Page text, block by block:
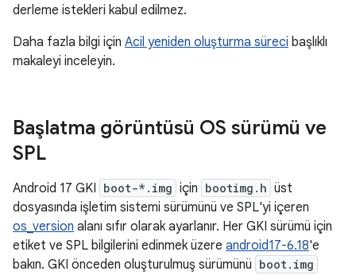
derleme istekleri kabul edilmez.
Daha fazla bilgi için Acil yeniden oluşturma süreci başlıklı
makaleyi inceleyin.
Başlatma görüntüsü OS sürümü ve
SPL
Android 17 GKI boot-*.img için bootimg.h üst
dosyasında işletim sistemi sürümünü ve SPL'yi içeren
os_version alanı sıfır olarak ayarlanır. Her GKI sürümü için
etiket ve SPL bilgilerini edinmek üzere android17-6.18'e
bakın. GKI önceden oluşturulmuş sürümünü boot.img